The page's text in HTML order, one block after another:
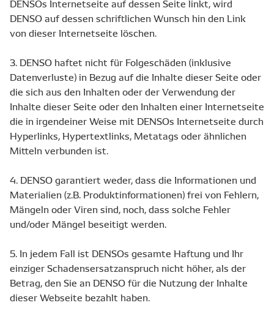
DENSOs Internetseite auf dessen Seite linkt, wird
DENSO auf dessen schriftlichen Wunsch hin den Link
von dieser Internetseite löschen.
3. DENSO haftet nicht für Folgeschäden (inklusive
Datenverluste) in Bezug auf die Inhalte dieser Seite oder
die sich aus den Inhalten oder der Verwendung der
Inhalte dieser Seite oder den Inhalten einer Internetseite
die in irgendeiner Weise mit DENSOs Internetseite durch
Hyperlinks, Hypertextlinks, Metatags oder ähnlichen
Mitteln verbunden ist.
4. DENSO garantiert weder, dass die Informationen und
Materialien (z.B. Produktinformationen) frei von Fehlern,
Mängeln oder Viren sind, noch, dass solche Fehler
und/oder Mängel beseitigt werden.
5. In jedem Fall ist DENSOs gesamte Haftung und Ihr
einziger Schadensersatzanspruch nicht höher, als der
Betrag, den Sie an DENSO für die Nutzung der Inhalte
dieser Webseite bezahlt haben.